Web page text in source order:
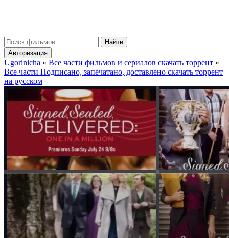
Найти
Авторизация
Ugorinicha » Все части фильмов и сериалов скачать торрент »
Все части Подписано, запечатано, доставлено скачать торрент
на русском